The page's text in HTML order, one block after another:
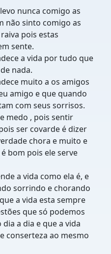
nunca comigo as
não sinto comigo as
pois estas
sente.
a vida por tudo que
nada.
muito a os amigos
amigo e que quando
com seus sorrisos.
medo , pois sentir
ser covarde é dizer
chora e muito e
bom pois ele serve
a vida como ela é, e
sorrindo e chorando
a vida esta sempre
que só podemos
a dia e que a vida
conserteza ao mesmo